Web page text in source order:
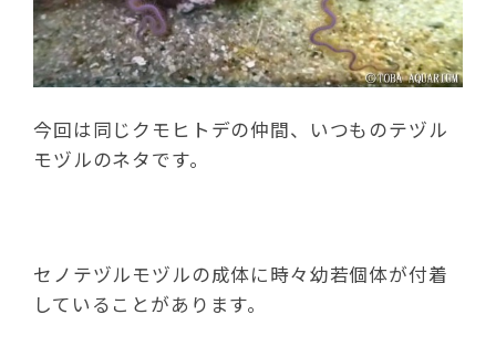
今回は同じクモヒトデの仲間、いつものテヅル
モヅルのネタです。
セノテヅルモヅルの成体に時々幼若個体が付着
していることがあります。